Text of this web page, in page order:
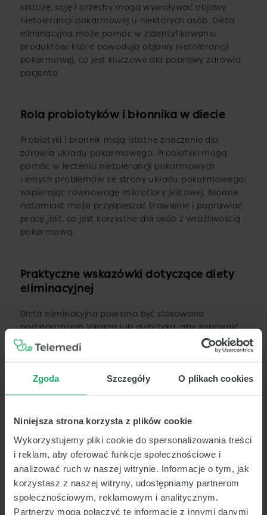
Zgoda Szczegóły O plikach cookies
Niniejsza strona korzysta z plików cookie
Wykorzystujemy pliki cookie do spersonalizowania treści
i reklam, aby oferować funkcje społecznościowe i
analizować ruch w naszej witrynie. Informacje o tym, jak
korzystasz z naszej witryny, udostępniamy partnerom
społecznościowym, reklamowym i analitycznym.
Partnerzy mogą połączyć te informacje z innymi danymi
laktozę, soję i orzechy mogą wywoływać objawy
nietolerancji pokarmowej u niektórych osób. Dieta
eliminacyjna może pomóc w zidentyfikowaniu
produktów, które powodują objawy nietolerancji
pokarmowej, co jest kluczowe dla poprawy zdrowia
pacjenta.
Rola probiotyków i błonnika w diecie
Probiotyki i błonnik mają istotne znaczenie dla
zdrowia układu pokarmowego. Probiotyki mogą
pomóc w leczeniu nietolerancji pokarmowych
i innych problemów ze strony układu pokarmowego,
wspierając równowagę mikroflory jelitowej. Błonnik
natomiast może przyspieszać trawienie i poprawiać
pracę jelit, co jest korzystne dla osób z wrażliwością
pokarmową.
Praktyczne wskazówki dotyczące diety
eliminacyjnej
Dieta eliminacyjna powinna być stosowana
pod nadzorem lekarza lub dietetyka, aby zapewnić
właściwe odżywianie i uniknąć potencjalnych
niedoborów. Ważne jest, aby dieta eliminacyjna była
i preferencji żywieniowych pacjenta. Warto również
wprowadzić określone reguły dotyczące spożywania
produktów, które mogą nasilać objawy.
Dieta eliminacyjna może być stosowana w leczeniu
nietolerancji pokarmowych i innych problemów
ze strony układu pokarmowego, co może znacząco
poprawić jakość życia pacjenta.